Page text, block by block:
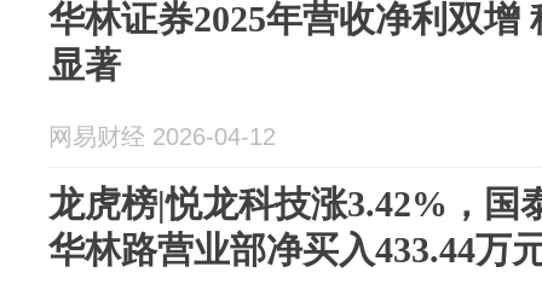
华林证券2025年营收净利双增
显著
网易财经 2026-04-12
龙虎榜|悦龙科技涨3.42%，国
华林路营业部净买入433.44万